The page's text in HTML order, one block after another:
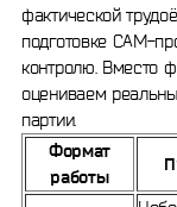
фактической
подготовке CAM-
контролю. Вместо
оцениваем
партии.
Формат
работы